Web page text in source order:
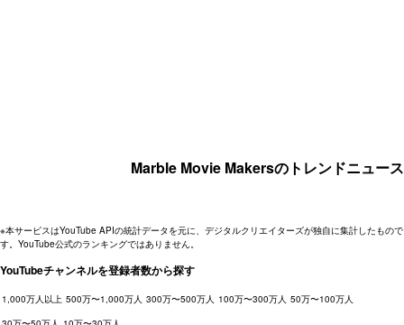
Marble Movie Makersのトレンドニュース
※本サービスはYouTube APIの統計データを元に、デジタルクリエイターズが独自に集計したもので
す。YouTube公式のランキングではありません。
YouTubeチャンネルを登録者数から探す
1,000万人以上 500万〜1,000万人 300万〜500万人 100万〜300万人 50万〜100万人